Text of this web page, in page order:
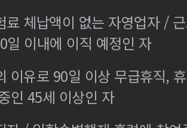
료 체납액이 없는 자영업자 /
일 이내에 이직 예정인 자
이유로 90일 이상 무급휴직,
인 45세 이상인 자